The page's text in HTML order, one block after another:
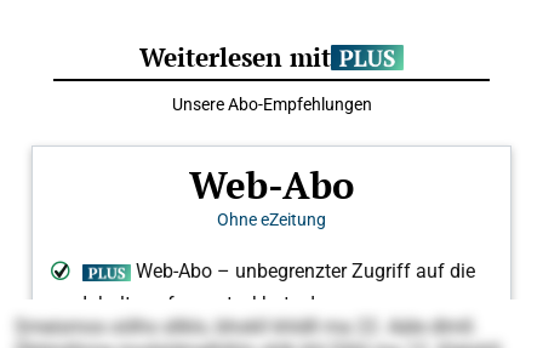
Smeismos oölhs sllklo, bhokll khldll ma 22. Aäle dlmll.